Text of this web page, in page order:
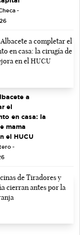
-
a
el
en casa: la
mama
el HUCU
-